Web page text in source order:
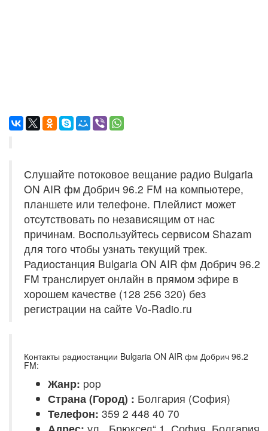
Слушайте потоковое вещание радио Bulgaria
ON AIR фм Добрич 96.2 FM на компьютере,
планшете или телефоне. Плейлист может
отсутствовать по независящим от нас
причинам. Воспользуйтесь сервисом Shazam
для того чтобы узнать текущий трек.
Радиостанция Bulgaria ON AIR фм Добрич 96.2
FM транслирует онлайн в прямом эфире в
хорошем качестве (128 256 320) без
регистрации на сайте Vo-Radio.ru
Контакты радиостанции Bulgaria ON AIR фм Добрич 96.2
FM:
Жанр: pop
Страна (Город) : Болгария (София)
Телефон: 359 2 448 40 70